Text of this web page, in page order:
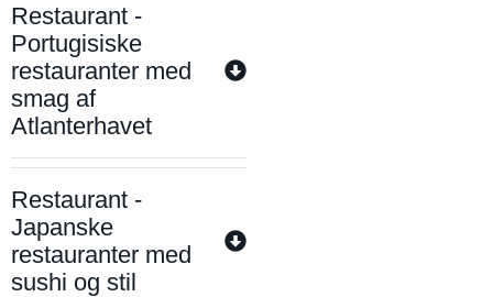
Restaurant -
Portugisiske
restauranter med
smag af
Atlanterhavet
Restaurant -
Japanske
restauranter med
sushi og stil